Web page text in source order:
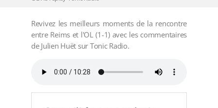
Revivez les meilleurs moments de la rencontre
entre Reims et l'OL (1-1) avec les commentaires
de Julien Huët sur Tonic Radio.